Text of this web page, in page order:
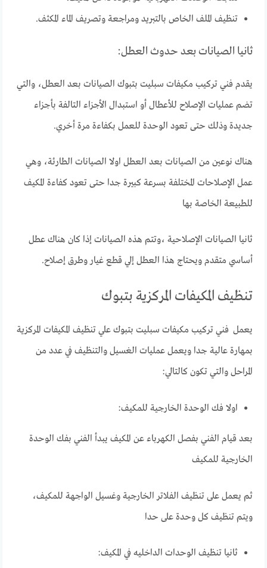
تنظيف الملف الخاص بالتبريد ومراجعة وتصريف الماء المكثف.
ثانيا الصيانات بعد حدوث العطل:
يقدم فني تركيب مكيفات سبليت بتبوك الصيانات بعد العطل، والتي
تضم عمليات الإصلاح للأعطال أو استبدال الأجزاء التالفة بأجزاء
جديدة وذلك حتى تعود الوحدة للعمل بكفاءة مرة أخري.
هناك نوعين من الصيانات بعد العطل اولا الصيانات الطارئة، وهي
عمل الإصلاحات المختلفة بسرعة كبيرة جدا حتى تعود كفاءة المكيف
للطبيعة الخاصة بها
ثانيا الصيانات الإصلاحية ،وتتم هذه الصيانات إذا كان هناك عطل
أساسي متقدم ويحتاج هذا العطل إلي قطع غيار وطرق إصلاح.
تنظيف المكيفات المركزية بتبوك
يعمل فني تركيب مكيفات سبليت بتبوك علي تنظيف المكيفات المركزية
بمهارة عالية جدا ويعمل عمليات الغسيل والتنظيف في عدد من
المراحل والتي تكون كالتالي:
اولا فك الوحدة الخارجية للمكيف:
بعد قيام الفني بفصل الكهرباء عن المكيف يبدأ الفني بفك الوحدة
الخارجية للمكيف
ثم يعمل على تنظيف الفلاتر الخارجية وغسيل الواجهة للمكيف،
ويتم تنظيف كل وحدة على حدا
ثانيا تنظيف الوحدات الداخليه في المكيف: